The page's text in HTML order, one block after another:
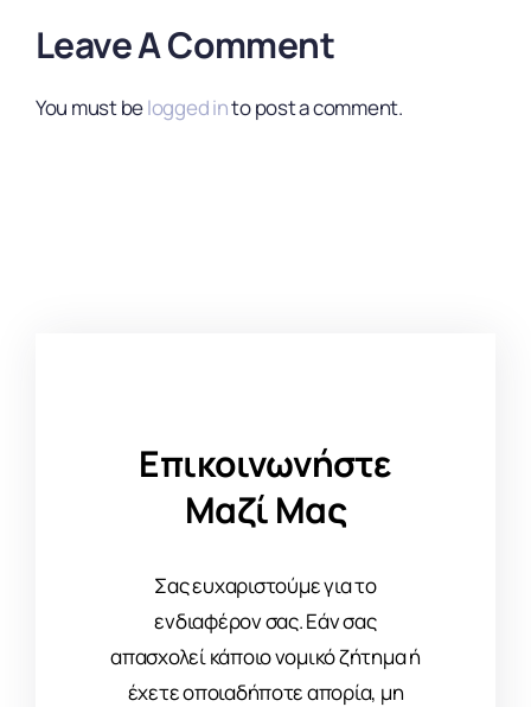
Leave A Comment
You must belogged into post a comment.
Επικοινωνήστε
Μαζί Μας
Σας ευχαριστούμε για το
ενδιαφέρον σας. Εάν σας
απασχολεί κάποιο νομικό ζήτημα ή
έχετε οποιαδήποτε απορία, μη